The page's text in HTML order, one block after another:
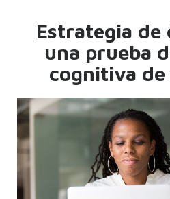
Estrategia de
una prueba
cognitiva